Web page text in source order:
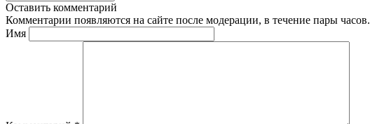
Оставить комментарий
Комментарии появляются на сайте после модерации, в течение пары часов.
Имя